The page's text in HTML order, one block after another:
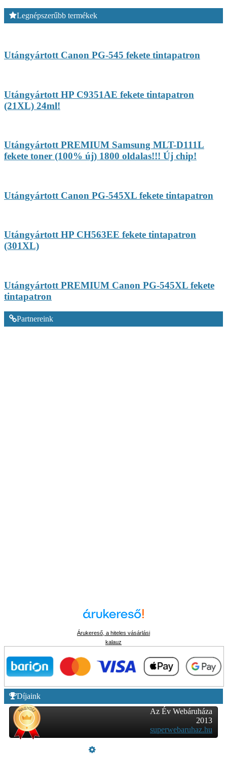
Legnépszerűbb termékek
Utángyártott Canon PG-545 fekete tintapatron
Utángyártott HP C9351AE fekete tintapatron
(21XL) 24ml!
Utángyártott PREMIUM Samsung MLT-D111L
fekete toner (100% új) 1800 oldalas!!! Új chip!
Utángyártott Canon PG-545XL fekete tintapatron
Utángyártott HP CH563EE fekete tintapatron
(301XL)
Utángyártott PREMIUM Canon PG-545XL fekete
tintapatron
Partnereink
Árukereső, a hiteles vásárlási
kalauz
Díjaink
Az Év Webáruháza
2013
superwebaruhaz.hu